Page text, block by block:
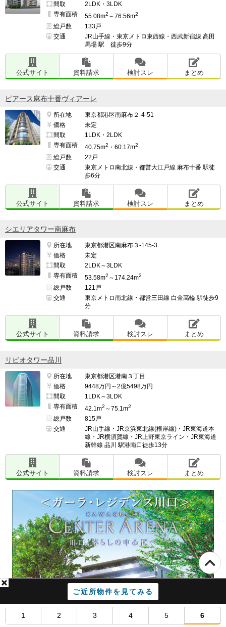
ご近所物件を見てみる
1 2 3 4 5 6
間取
2LDK・3LDK
専有面積
55.08m2 ～76.56m2
総戸数
133戸
交通
JR山手線・東京メトロ東西線・西武新宿線 高田
馬場 駅 徒歩9分
公式サイト 資料請求 検討スレ まとめ
ピアース麻布十番ヴィアーレ
所在地
東京都港区南麻布２-4-51
価格
未定
間取
1LDK・2LDK
専有面積
40.75m2 ・60.17m2
総戸数
22戸
交通
東京メトロ南北線・都営大江戸線 麻布十番 駅徒
歩6分
公式サイト 資料請求 検討スレ まとめ
シエリアタワー南麻布
所在地
東京都港区南麻布３-145-3
価格
未定
間取
2LDK～3LDK
専有面積
53.58m2 ～174.24m2
総戸数
121戸
交通
東京メトロ南北線・都営三田線 白金高輪 駅徒歩9
分
公式サイト 資料請求 検討スレ まとめ
リビオタワー品川
所在地
東京都港区港南３丁目
価格
9448万円～2億5498万円
間取
1LDK～3LDK
専有面積
42.1m2 ～75.1m2
総戸数
815戸
交通
JR山手線・JR京浜東北線(根岸線)・JR東海道本
線・JR横須賀線・JR上野東京ライン・JR東海道
新幹線 品川 駅港南口徒歩13分
公式サイト 資料請求 検討スレ まとめ